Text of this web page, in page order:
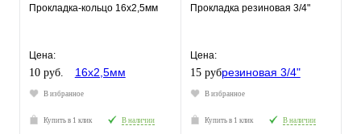
Прокладка-кольцо 16х2,5мм
Цена:
10 руб.
В избранное
Купить в 1 клик В наличии
Прокладка резиновая 3/4"
Цена:
15 руб.
В избранное
Купить в 1 клик В наличии